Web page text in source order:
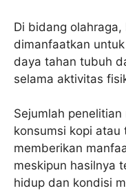
Di bidang
dimanfaatkan
daya tahan tubuh
selama aktivitas
Sejumlah
konsumsi kopi
memberikan
meskipun hasilnya
hidup dan kondisi